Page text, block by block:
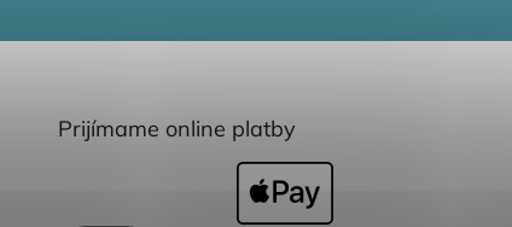
Prijímame online platby